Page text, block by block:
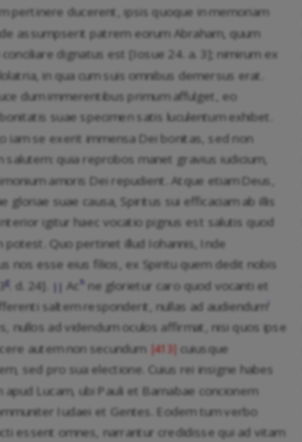
pertinere ducerent, ipsis quoque in memoriam
assumpserit patrem eorum Abraham, quum
dignatus est [Iosue 24. a. 3]; nimirum ex
in qua cum suis omnibus demersus erat.
dum immerentibus primum affulget, eo
suae specimen satis luculentum exhibet.
iam se exerit immensa Dei bonitas, sed non
salutem: quia reprobos manet gravius iudicium,
amoris Dei repudient. Atque etiam Deus,
gloriae suae causa, Spiritus sui efficaciam ab illis
igitur haec vocatio pignus est salutis quod
potest. Quo pertinet illud Iohannis, Inde
nos esse eius filios, ex Spiritu quem dedit nobis
g . d. 24]. || Ac h ne glorietur caro quod vocanti et
saltem responderit, nullas ad audiendumi
nullos ad videndum oculos affirmat, nisi quos ipse
autem non secundum |413| cuiusque
sed pro sua electione. Cuius rei insigne habes
apud Lucam, ubi Pauli et Barnabae concionem
Iudaei et Gentes. Eodem tum verbo
essent omnes, narrantur credidisse qui ad vitam